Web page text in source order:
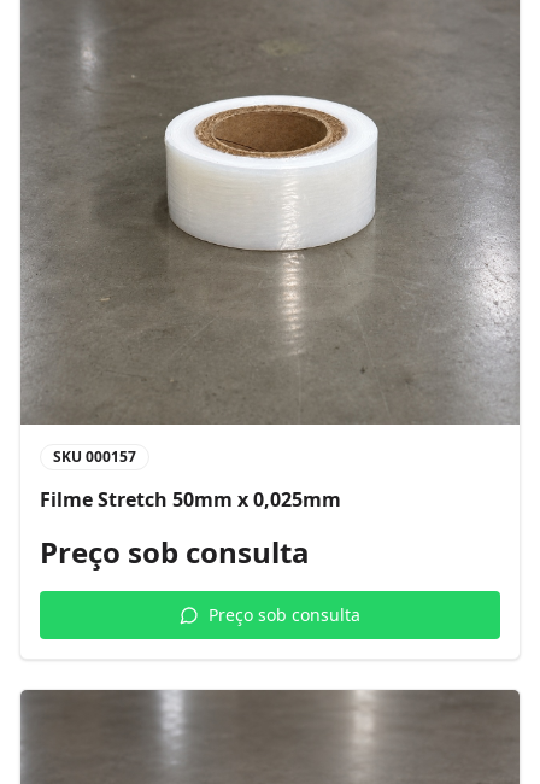
SKU 000157
Filme Stretch 50mm x 0,025mm
Preço sob consulta
Preço sob consulta